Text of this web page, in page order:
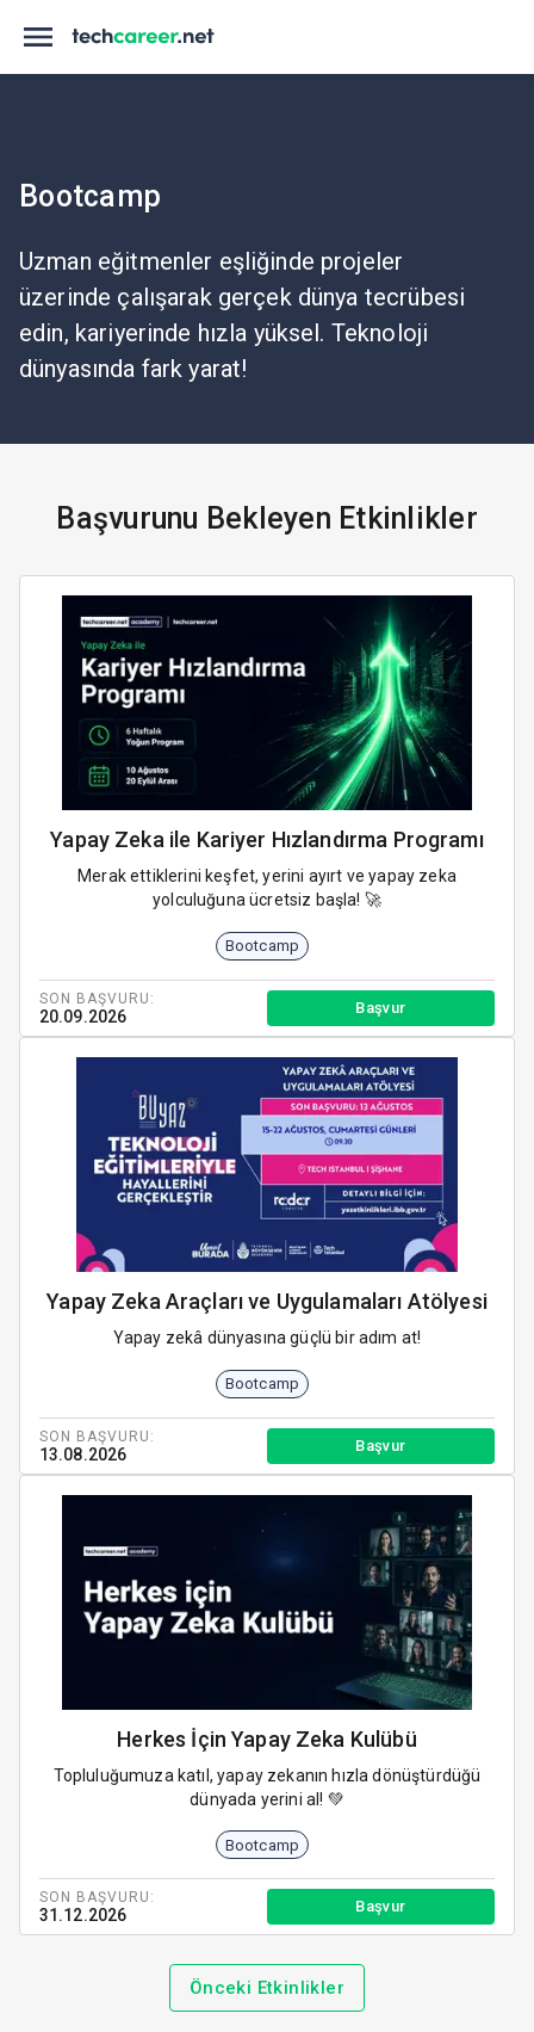
Bootcamp
Uzman eğitmenler eşliğinde projeler
üzerinde çalışarak gerçek dünya tecrübesi
edin, kariyerinde hızla yüksel. Teknoloji
dünyasında fark yarat!
Başvurunu Bekleyen Etkinlikler
Yapay Zeka ile Kariyer Hızlandırma Programı
Merak ettiklerini keşfet, yerini ayırt ve yapay zeka
yolculuğuna ücretsiz başla! 🚀
Bootcamp
SON BAŞVURU:
20.09.2026 Başvur
Yapay Zeka Araçları ve Uygulamaları Atölyesi
Yapay zekâ dünyasına güçlü bir adım at!
Bootcamp
SON BAŞVURU:
13.08.2026 Başvur
Herkes İçin Yapay Zeka Kulübü
Topluluğumuza katıl, yapay zekanın hızla dönüştürdüğü
dünyada yerini al! 💚
Bootcamp
SON BAŞVURU:
31.12.2026 Başvur
Önceki Etkinlikler